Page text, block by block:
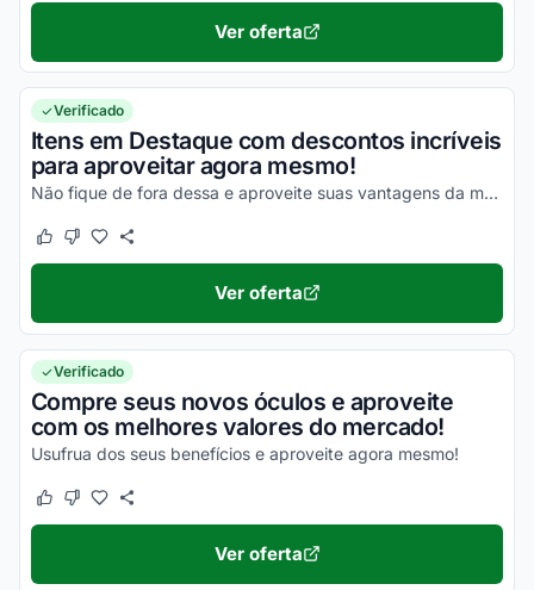
Ver oferta
Verificado
Itens em Destaque com descontos incríveis
para aproveitar agora mesmo!
Não fique de fora dessa e aproveite suas vantagens da melhor maneira possível!
Este cupom funcionou
Este cupom não funcionou
Ver oferta
Verificado
Compre seus novos óculos e aproveite
com os melhores valores do mercado!
Usufrua dos seus benefícios e aproveite agora mesmo!
Este cupom funcionou
Este cupom não funcionou
Ver oferta